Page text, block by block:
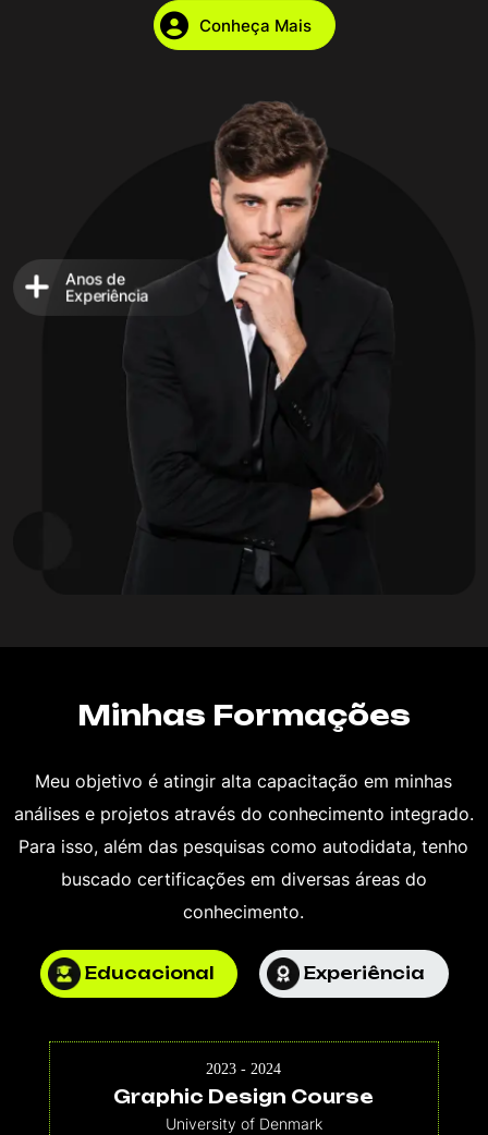
Conheça Mais
Anos de
Experiência
Minhas Formações
Meu objetivo é atingir alta capacitação em minhas
análises e projetos através do conhecimento integrado.
Para isso, além das pesquisas como autodidata, tenho
buscado certificações em diversas áreas do
conhecimento.
Educacional Experiência
2023 - 2024
Graphic Design Course
University of Denmark